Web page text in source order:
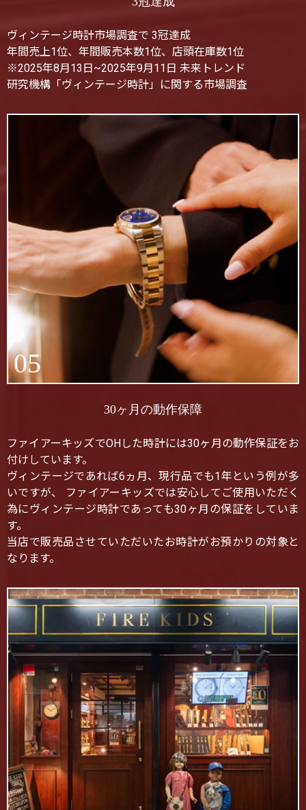
ヴィンテージ時計市場調査で 3冠達成
年間売上1位、年間販売本数1位、店頭在庫数1位
※2025年8月13日~2025年9月11日 未来トレンド
研究機構「ヴィンテージ時計」に関する市場調査
05
30ヶ月の動作保障
ファイアーキッズでOHした時計には30ヶ月の動作保証をお
付けしています。
ヴィンテージであれば6ヵ月、現行品でも1年という例が多
いですが、 ファイアーキッズでは安心してご使用いただく
為にヴィンテージ時計であっても30ヶ月の保証をしていま
す。
当店で販売品させていただいたお時計がお預かりの対象と
なります。